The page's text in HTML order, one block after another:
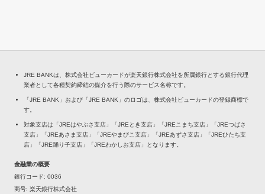
JRE BANKは、株式会社ビューカードが楽天銀行株式会社を所属銀行とする銀行代理
業者として各種契約締結の媒介を行う際のサービス名称です。
「JRE BANK」および「JRE BANK」のロゴは、株式会社ビューカードの登録商標で
す。
対象支店は「JREはやぶさ支店」「JREとき支店」「JREこまち支店」「JREつばさ
支店」「JREあさま支店」「JREやまびこ支店」「JREあずさ支店」「JREひたち支
店」「JRE踊り子支店」「JREわかしお支店」となります。
金融業の概要
銀行コード
0036
商号 楽天銀行株式会社